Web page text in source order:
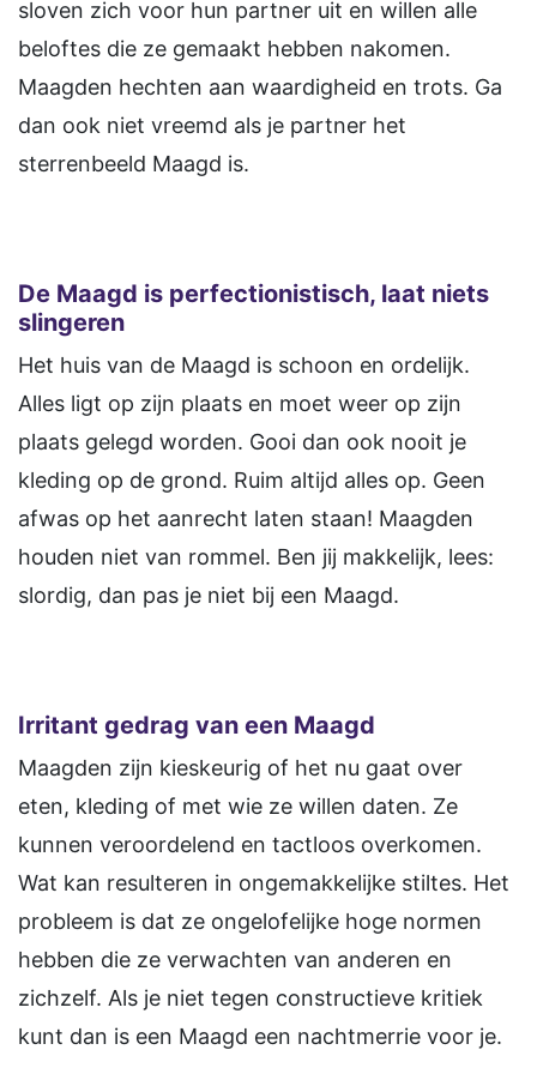
sloven zich voor hun partner uit en willen alle
beloftes die ze gemaakt hebben nakomen.
Maagden hechten aan waardigheid en trots. Ga
dan ook niet vreemd als je partner het
sterrenbeeld Maagd is.
De Maagd is perfectionistisch, laat niets
slingeren
Het huis van de Maagd is schoon en ordelijk.
Alles ligt op zijn plaats en moet weer op zijn
plaats gelegd worden. Gooi dan ook nooit je
kleding op de grond. Ruim altijd alles op. Geen
afwas op het aanrecht laten staan! Maagden
houden niet van rommel. Ben jij makkelijk, lees:
slordig, dan pas je niet bij een Maagd.
Irritant gedrag van een Maagd
Maagden zijn kieskeurig of het nu gaat over
eten, kleding of met wie ze willen daten. Ze
kunnen veroordelend en tactloos overkomen.
Wat kan resulteren in ongemakkelijke stiltes. Het
probleem is dat ze ongelofelijke hoge normen
hebben die ze verwachten van anderen en
zichzelf. Als je niet tegen constructieve kritiek
kunt dan is een Maagd een nachtmerrie voor je.